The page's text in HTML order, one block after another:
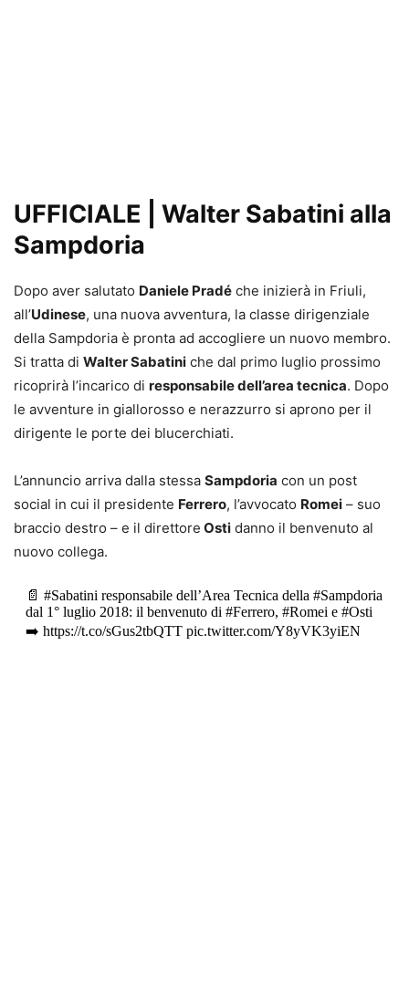
UFFICIALE | Walter Sabatini alla
Sampdoria
Dopo aver salutato Daniele Pradé che inizierà in Friuli,
all’Udinese, una nuova avventura, la classe dirigenziale
della Sampdoria è pronta ad accogliere un nuovo membro.
Si tratta di Walter Sabatini che dal primo luglio prossimo
ricoprirà l’incarico di responsabile dell’area tecnica. Dopo
le avventure in giallorosso e nerazzurro si aprono per il
dirigente le porte dei blucerchiati.
L’annuncio arriva dalla stessa Sampdoria con un post
social in cui il presidente Ferrero, l’avvocato Romei – suo
braccio destro – e il direttore Osti danno il benvenuto al
nuovo collega.
📄 #Sabatini responsabile dell’Area Tecnica della #Sampdoria
dal 1° luglio 2018: il benvenuto di #Ferrero, #Romei e #Osti
➡️ https://t.co/sGus2tbQTT pic.twitter.com/Y8yVK3yiEN